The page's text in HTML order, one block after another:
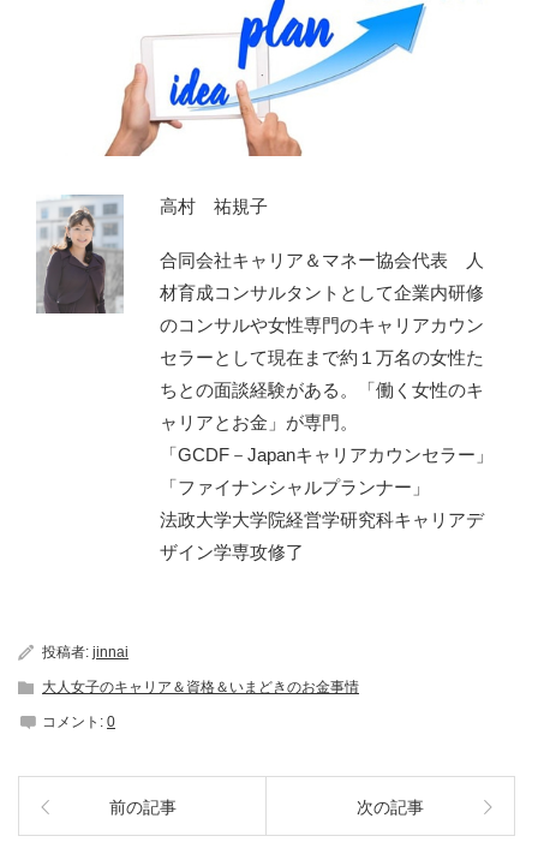
高村 祐規子
合同会社キャリア＆マネー協会代表 人
材育成コンサルタントとして企業内研修
のコンサルや女性専門のキャリアカウン
セラーとして現在まで約１万名の女性た
ちとの面談経験がある。「働く女性のキ
ャリアとお金」が専門。
「GCDF－Japanキャリアカウンセラー」
「ファイナンシャルプランナー」
法政大学大学院経営学研究科キャリアデ
ザイン学専攻修了
投稿者: jinnai
大人女子のキャリア＆資格＆いまどきのお金事情
コメント: 0
前の記事 次の記事